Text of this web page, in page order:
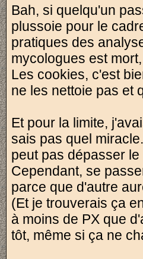
Bah, si quelqu'un
plussoie pour le
pratiques des
mycologues est
Les cookies, c'est
ne les nettoie pas et
Et pour la limite,
sais pas quel
peut pas dépasser
Cependant, se
parce que d'autre
(Et je trouverais ça
à moins de PX que
tôt, même si ça ne